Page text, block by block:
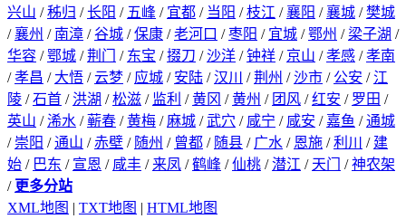
兴山 /秭归 /长阳 / 五峰 / 宜都 / 当阳 /枝江 /襄阳 /襄城 /樊城
/襄州 / 南漳 /谷城 /保康 /老河口 /枣阳 / 宜城 /鄂州 / 梁子湖 /
华容 /鄂城 /荆门 / 东宝 /掇刀 /沙洋 /钟祥 / 京山 /孝感 /孝南
/孝昌 / 大悟 /云梦 / 应城 / 安陆 /汉川 /荆州 /沙市 / 公安 / 江
陵 /石首 / 洪湖 /松滋 / 监利 /黄冈 /黄州 / 团风 /红安 / 罗田 /
英山 /浠水 /蕲春 /黄梅 / 麻城 /武穴 / 咸宁 / 咸安 / 嘉鱼 /通城
/ 崇阳 /通山 /赤壁 / 随州 / 曾都 / 随县 / 广水 / 恩施 /利川 / 建
始 / 巴东 / 宣恩 / 咸丰 / 来凤 /鹤峰 /仙桃 /潜江 / 天门 /神农架
/ 更多分站
XML地图 | TXT地图 | HTML地图